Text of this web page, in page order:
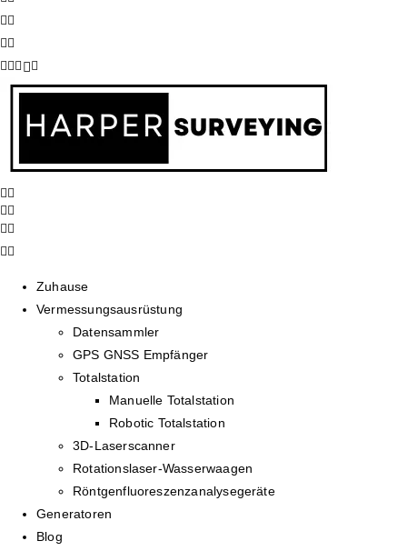
Zuhause
Vermessungsausrüstung
Datensammler
GPS GNSS Empfänger
Totalstation
Manuelle Totalstation
Robotic Totalstation
3D-Laserscanner
Rotationslaser-Wasserwaagen
Röntgenfluoreszenzanalysegeräte
Generatoren
Blog